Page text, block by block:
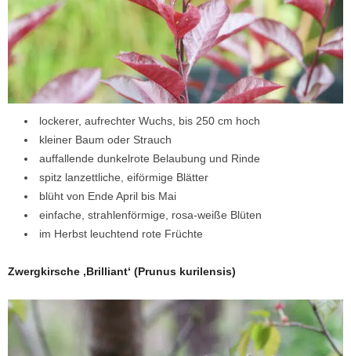
lockerer, aufrechter Wuchs, bis 250 cm hoch
kleiner Baum oder Strauch
auffallende dunkelrote Belaubung und Rinde
spitz lanzettliche, eiförmige Blätter
blüht von Ende April bis Mai
einfache, strahlenförmige, rosa-weiße Blüten
im Herbst leuchtend rote Früchte
Zwergkirsche ‚Brilliant‘ (Prunus kurilensis)